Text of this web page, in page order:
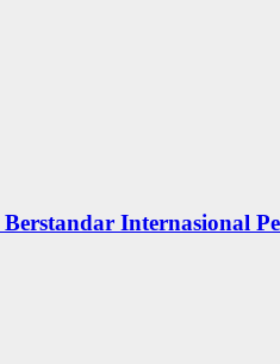
Berstandar Internasional